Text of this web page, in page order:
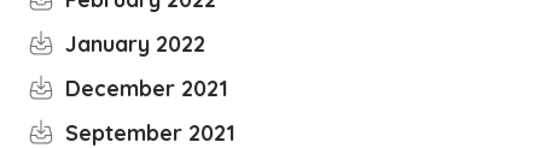
January 2022
December 2021
September 2021